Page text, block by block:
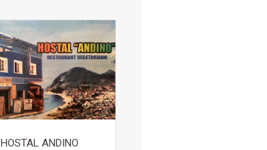
HOSTAL ANDINO